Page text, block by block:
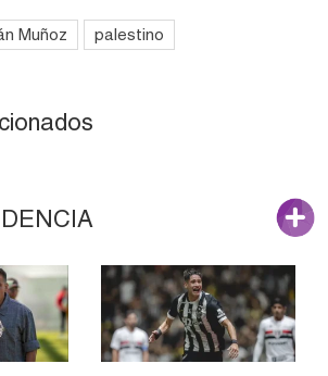
Muñoz palestino